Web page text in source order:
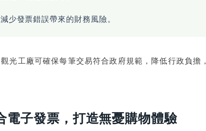
少發票錯誤帶來的財務風險。
光工廠可確保每筆交易符合政府規範，降低行政負擔，
子發票，打造無憂購物體驗